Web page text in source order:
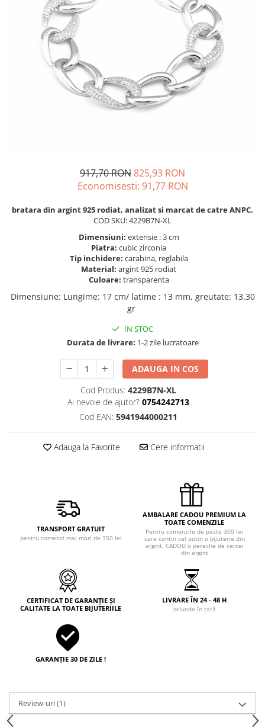
PIERCING
SETURI BIJUTERII
ACE DE CRAVATA
BRATARI PENTRU PICIOR
BRATARA TIP ROZARIU
LANTURI TIP ROZARIU
917,70 RON825,93 RON
Economisesti: 91,77 RON
bratara din argint 925 rodiat, analizat si marcat de catre ANPC.
COD SKU: 4229B7N-XL
Dimensiuni: extensie : 3 cm
Piatra: cubic zirconia
Tip inchidere: carabina, reglabila
Material: argint 925 rodiat
Culoare: transparenta
Dimensiune: Lungime: 17 cm/ latime : 13 mm, greutate: 13.30
gr
IN STOC
Durata de livrare: 1-2 zile lucratoare
ADAUGA IN COS
Cod Produs: 4229B7N-XL
Ai nevoie de ajutor? 0754242713
Cod EAN: 5941944000211
Adauga la Favorite Cere informatii
TRANSPORT GRATUIT
pentru comenzi mai mari de 350 lei
AMBALARE CADOU PREMIUM LA
TOATE COMENZILE
Pentru comenzile de peste 300 lei
care contin cel putin o bijuterie din
argint, CADOU o pereche de cercei
din argint
CERTIFICAT DE GARANȚIE ȘI
CALITATE LA TOATE BIJUTERIILE
LIVRARE ÎN 24 - 48 H
oriunde în țară
GARANȚIE 30 DE ZILE !
Review-uri(1)